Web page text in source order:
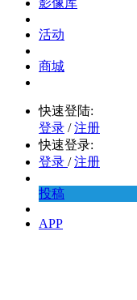
影像库
活动
商城
快速登陆:
登录 / 注册
快速登录:
登录 / 注册
投稿
APP